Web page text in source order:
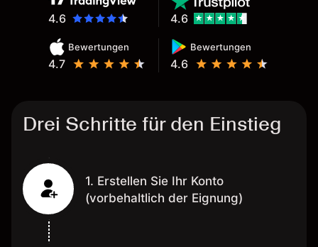
4.6
Bewertungen
4.7
Bewertungen
4.6
4.6
Drei Schritte für den Einstieg
1. Erstellen Sie Ihr Konto
(vorbehaltlich der Eignung)